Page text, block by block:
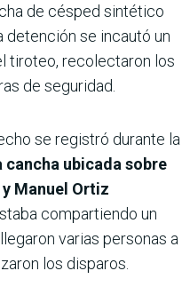
de césped sintético
detención se incautó un
tiroteo, recolectaron los
de seguridad.
se registró durante la
cancha ubicada sobre
Manuel Ortiz
compartiendo un
varias personas a
los disparos.